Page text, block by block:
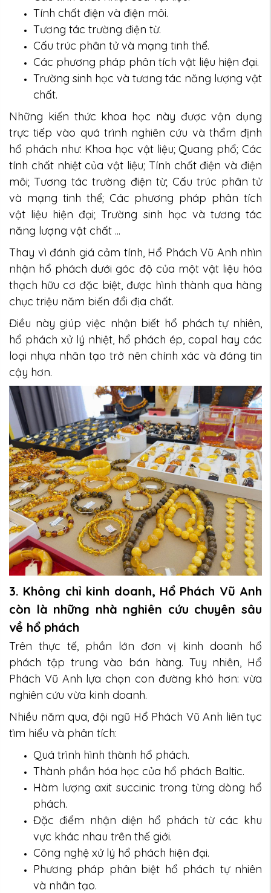
Tính chất điện và điện môi.
Tương tác trường điện từ.
Cấu trúc phân tử và mạng tinh thể.
Các phương pháp phân tích vật liệu hiện đại.
Trường sinh học và tương tác năng lượng vật
chất.
Những kiến thức khoa học này được vận dụng
trực tiếp vào quá trình nghiên cứu và thẩm định
hổ phách như: Khoa học vật liệu; Quang phổ; Các
tính chất nhiệt của vật liệu; Tính chất điện và điện
môi; Tương tác trường điện từ; Cấu trúc phân tử
và mạng tinh thể; Các phương pháp phân tích
vật liệu hiện đại; Trường sinh học và tương tác
năng lượng vật chất ...
Thay vì đánh giá cảm tính, Hổ Phách Vũ Anh nhìn
nhận hổ phách dưới góc độ của một vật liệu hóa
thạch hữu cơ đặc biệt, được hình thành qua hàng
chục triệu năm biến đổi địa chất.
Điều này giúp việc nhận biết hổ phách tự nhiên,
hổ phách xử lý nhiệt, hổ phách ép, copal hay các
loại nhựa nhân tạo trở nên chính xác và đáng tin
cậy hơn.
3. Không chỉ kinh doanh, Hổ Phách Vũ Anh
còn là những nhà nghiên cứu chuyên sâu
về hổ phách
Trên thực tế, phần lớn đơn vị kinh doanh hổ
phách tập trung vào bán hàng. Tuy nhiên, Hổ
Phách Vũ Anh lựa chọn con đường khó hơn: vừa
nghiên cứu vừa kinh doanh.
Nhiều năm qua, đội ngũ Hổ Phách Vũ Anh liên tục
tìm hiểu và phân tích:
Quá trình hình thành hổ phách.
Thành phần hóa học của hổ phách Baltic.
Hàm lượng axit succinic trong từng dòng hổ
phách.
Đặc điểm nhận diện hổ phách từ các khu
vực khác nhau trên thế giới.
Công nghệ xử lý hổ phách hiện đại.
Phương pháp phân biệt hổ phách tự nhiên
và nhân tạo.